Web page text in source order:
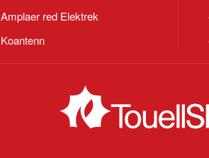
Amplaer red Elektrek
Koantenn